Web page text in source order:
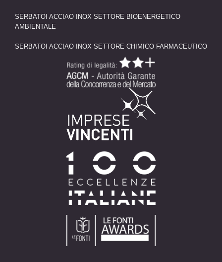
SERBATOI ACCIAO INOX SETTORE BIOENERGETICO
AMBIENTALE
SERBATOI ACCIAO INOX SETTORE CHIMICO FARMACEUTICO